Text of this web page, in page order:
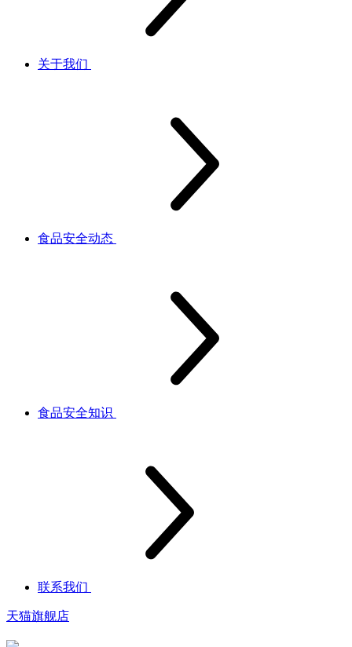
关于我们
食品安全动态
食品安全知识
联系我们
天猫旗舰店